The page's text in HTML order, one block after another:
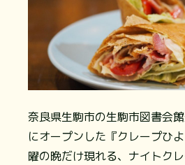
奈良県生駒市の生駒市図書会
にオープンした『クレープひ
曜の晩だけ現れる、ナイトク